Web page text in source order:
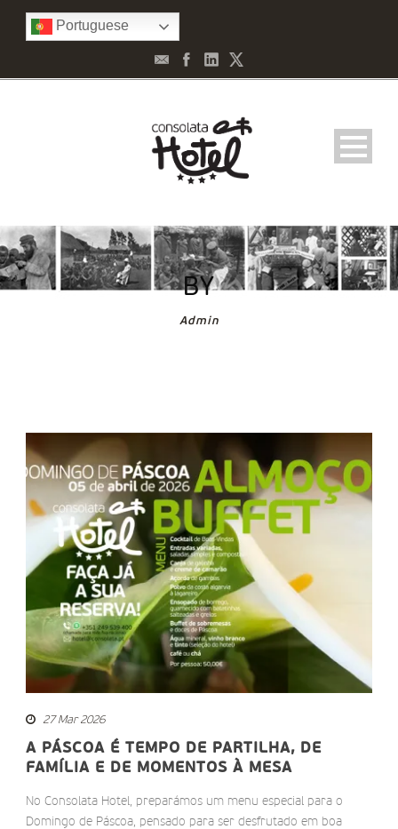
Portuguese
BY
Admin
27 Mar 2026
A PÁSCOA É TEMPO DE PARTILHA, DE
FAMÍLIA E DE MOMENTOS À MESA
No Consolata Hotel, preparámos um menu especial para o
Domingo de Páscoa, pensado para ser desfrutado em boa